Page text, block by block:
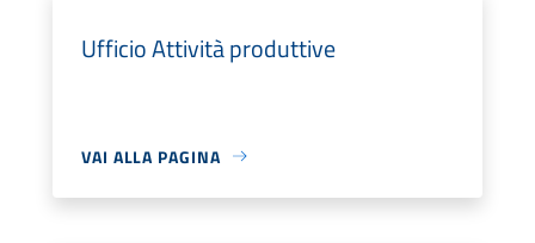
Ufficio Attività produttive
VAI ALLA PAGINA